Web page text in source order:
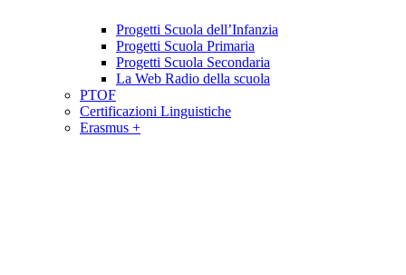
Progetti Scuola dell’Infanzia
Progetti Scuola Primaria
Progetti Scuola Secondaria
La Web Radio della scuola
PTOF
Certificazioni Linguistiche
Erasmus +